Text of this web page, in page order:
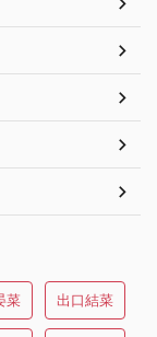
菜 出口結菜